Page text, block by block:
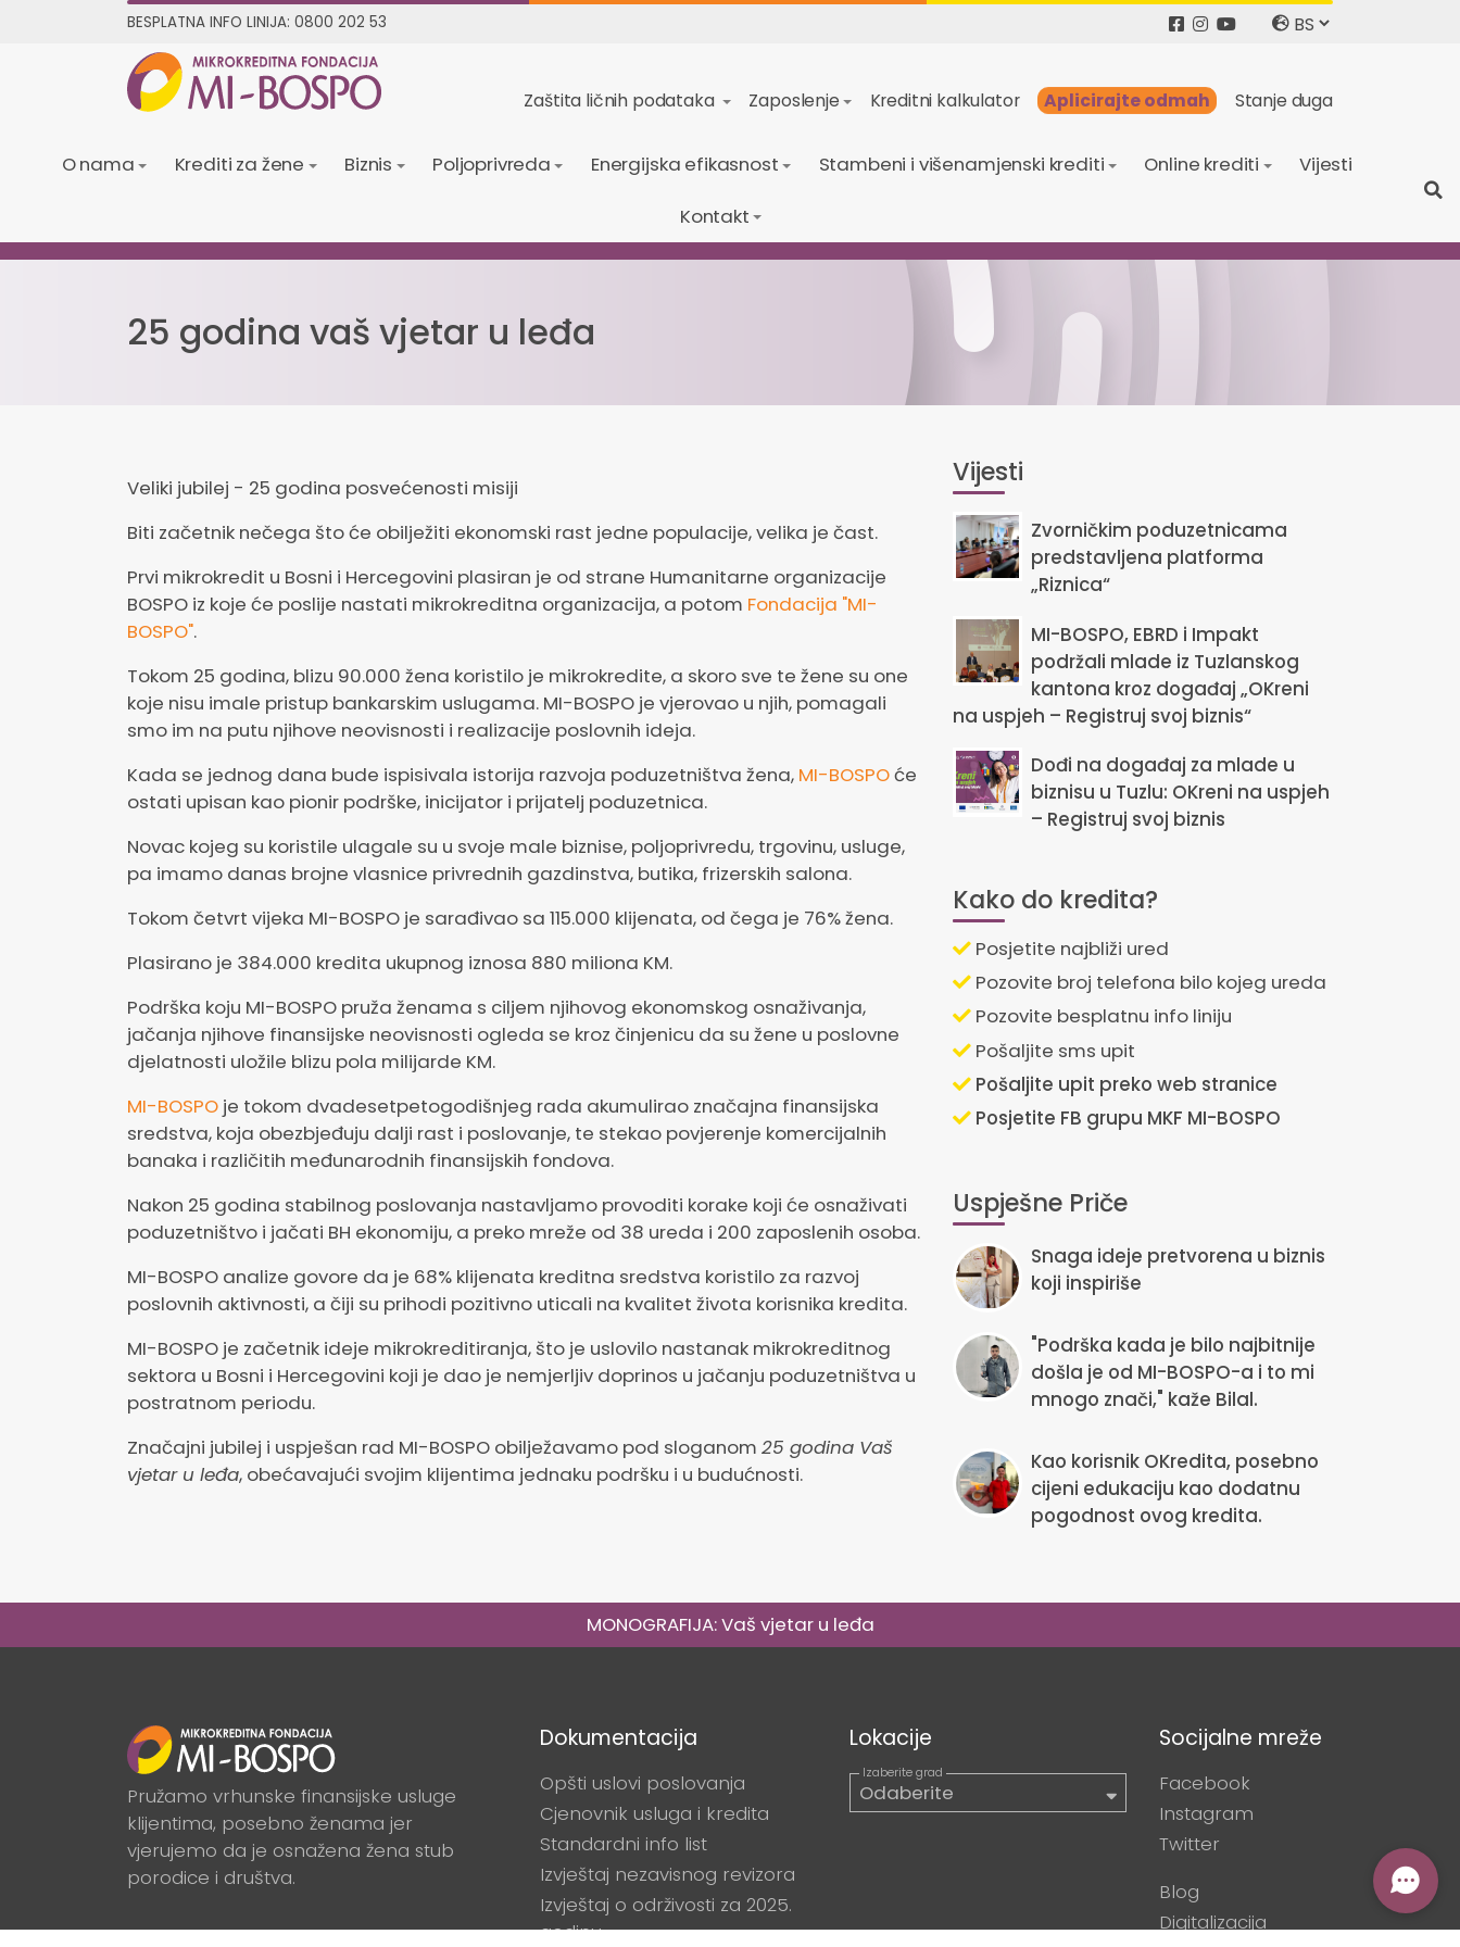
BESPLATNA INFO LINIJA: 0800 202 53
Zaštita ličnih podataka Zaposlenje Kreditni kalkulator Aplicirajte odmah Stanje duga
O nama Krediti za žene Biznis Poljoprivreda Energijska efikasnost Stambeni i višenamjenski krediti Online krediti
Vijesti
Kontakt
25 godina vaš vjetar u leđa
Veliki jubilej - 25 godina posvećenosti misiji
Biti začetnik nečega što će obilježiti ekonomski rast jedne populacije, velika je čast.
Prvi mikrokredit u Bosni i Hercegovini plasiran je od strane Humanitarne organizacije
BOSPO iz koje će poslije nastati mikrokreditna organizacija, a potom Fondacija "MI-
BOSPO".
Tokom 25 godina, blizu 90.000 žena koristilo je mikrokredite, a skoro sve te žene su one
koje nisu imale pristup bankarskim uslugama. MI-BOSPO je vjerovao u njih, pomagali
smo im na putu njihove neovisnosti i realizacije poslovnih ideja.
Kada se jednog dana bude ispisivala istorija razvoja poduzetništva žena, MI-BOSPOće
ostati upisan kao pionir podrške, inicijator i prijatelj poduzetnica.
Novac kojeg su koristile ulagale su u svoje male biznise, poljoprivredu, trgovinu, usluge,
pa imamo danas brojne vlasnice privrednih gazdinstva, butika, frizerskih salona.
Tokom četvrt vijeka MI-BOSPO je sarađivao sa 115.000 klijenata, od čega je 76% žena.
Plasirano je 384.000 kredita ukupnog iznosa 880 miliona KM.
Podrška koju MI-BOSPO pruža ženama s ciljem njihovog ekonomskog osnaživanja,
jačanja njihove finansijske neovisnosti ogleda se kroz činjenicu da su žene u poslovne
djelatnosti uložile blizu pola milijarde KM.
MI-BOSPO je tokom dvadesetpetogodišnjeg rada akumulirao značajna finansijska
sredstva, koja obezbjeđuju dalji rast i poslovanje, te stekao povjerenje komercijalnih
banaka i različitih međunarodnih finansijskih fondova.
Nakon 25 godina stabilnog poslovanja nastavljamo provoditi korake koji će osnaživati
poduzetništvo i jačati BH ekonomiju, a preko mreže od 38 ureda i 200 zaposlenih osoba.
MI-BOSPO analize govore da je 68% klijenata kreditna sredstva koristilo za razvoj
poslovnih aktivnosti, a čiji su prihodi pozitivno uticali na kvalitet života korisnika kredita.
MI-BOSPO je začetnik ideje mikrokreditiranja, što je uslovilo nastanak mikrokreditnog
sektora u Bosni i Hercegovini koji je dao je nemjerljiv doprinos u jačanju poduzetništva u
postratnom periodu.
Značajni jubilej i uspješan rad MI-BOSPO obilježavamo pod sloganom 25 godina Vaš
vjetar u leđa, obećavajući svojim klijentima jednaku podršku i u budućnosti.
Vijesti
Zvorničkim poduzetnicama
predstavljena platforma
„Riznica“
MI-BOSPO, EBRD i Impakt
podržali mlade iz Tuzlanskog
kantona kroz događaj „OKreni
na uspjeh – Registruj svoj biznis“
Dođi na događaj za mlade u
biznisu u Tuzlu: OKreni na uspjeh
– Registruj svoj biznis
Kako do kredita?
Posjetite najbliži ured
Pozovite broj telefona bilo kojeg ureda
Pozovite besplatnu info liniju
Pošaljite sms upit
Pošaljite upit preko web stranice
Posjetite FB grupu MKF MI-BOSPO
Uspješne Priče
Snaga ideje pretvorena u biznis
koji inspiriše
"Podrška kada je bilo najbitnije
došla je od MI-BOSPO-a i to mi
mnogo znači," kaže Bilal.
Kao korisnik OKredita, posebno
cijeni edukaciju kao dodatnu
pogodnost ovog kredita.
MONOGRAFIJA: Vaš vjetar u leđa
Pružamo vrhunske finansijske usluge
klijentima, posebno ženama jer
vjerujemo da je osnažena žena stub
porodice i društva.
Dokumentacija
Opšti uslovi poslovanja
Cjenovnik usluga i kredita
Standardni info list
Izvještaj nezavisnog revizora
Izvještaj o održivosti za 2025.
godinu.
Lokacije Socijalne mreže
Facebook
Instagram
Twitter
Blog
Digitalizacija